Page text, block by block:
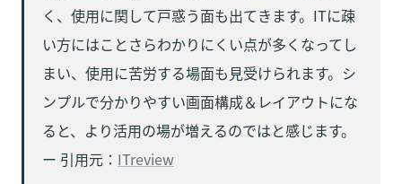
く、使用に関して戸惑う面も出てきます。ITに疎
い方にはことさらわかりにくい点が多くなってし
まい、使用に苦労する場面も見受けられます。シ
ンプルで分かりやすい画面構成＆レイアウトにな
ると、より活用の場が増えるのではと感じます。
ー 引用元： ITreview